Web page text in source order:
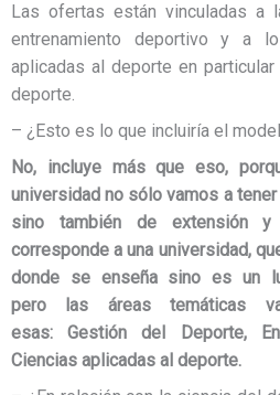
Las ofertas están vinculadas a
entrenamiento deportivo y a
aplicadas al deporte en
deporte.
– ¿Esto es lo que incluiría el
No, incluye más que eso,
universidad no sólo vamos a
sino también de extensión y
corresponde a una universidad,
donde se enseña sino es un
pero las áreas temáticas
esas: Gestión del Deporte,
Ciencias aplicadas al deporte.